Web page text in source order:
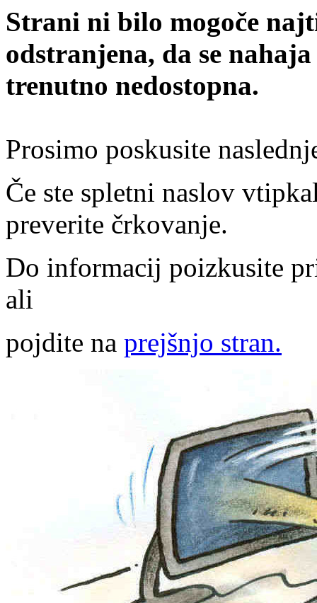
Strani ni bilo mogoče
odstranjena, da se
trenutno nedostopna.
Prosimo poskusite
Če ste spletni naslov
preverite črkovanje.
Do informacij poizkusite
ali
pojdite na prejšnjo stran.